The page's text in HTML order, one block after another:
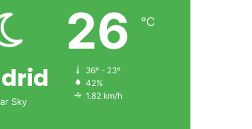
Sky
26 ℃
36º - 23º
42%
1.82 km/h